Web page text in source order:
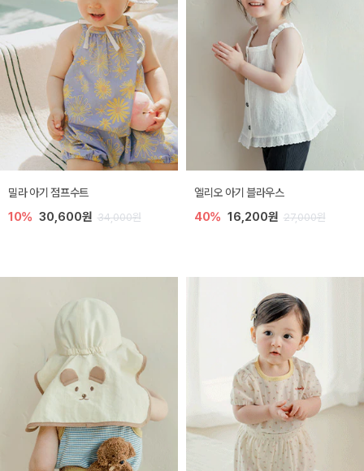
밀라 아기 점프수트
10% 30,600원 34,000원
엘리오 아기 블라우스
40% 16,200원 27,000원